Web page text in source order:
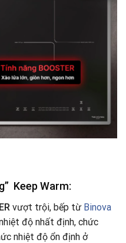
Keep Warm:
vượt trội, bếp từ Binova
độ nhất định, chức
nhiệt độ ổn định ở